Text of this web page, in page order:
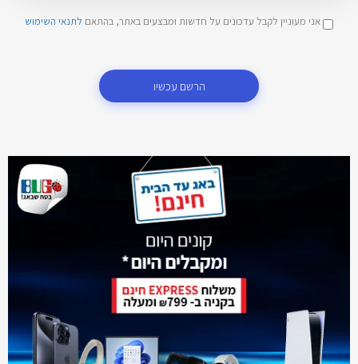
אני מעוניין לקבל עדכונים על חדשות ומבצעים באתר, בהתאם לתנאי השימוש
הרשם עכשיו